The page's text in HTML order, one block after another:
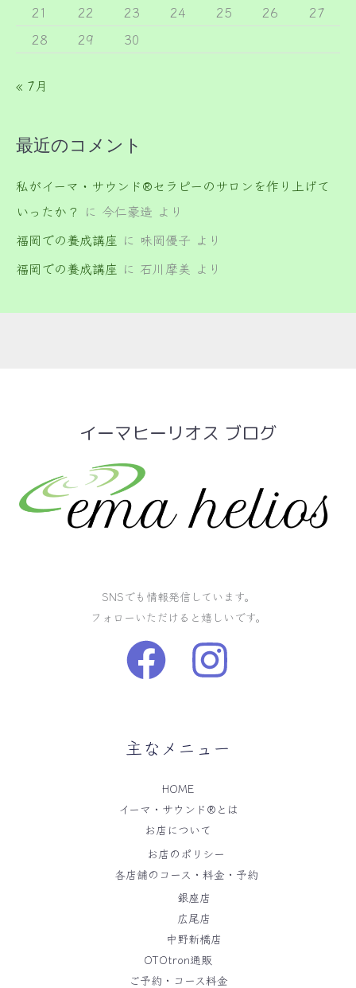
21
22 23 24 25 26
27
28
29 30
« 7月
最近のコメント
私がイーマ・サウンド®セラピーのサロンを作り上げて
いったか？ に 今仁豪造 より
福岡での養成講座 に 味岡優子 より
福岡での養成講座 に 石川摩美 より
イーマヒーリオス ブログ
SNSでも情報発信しています。
フォローいただけると嬉しいです。
主なメニュー
HOME
イーマ・サウンド®️とは
お店について
お店のポリシー
各店舗のコース・料金・予約
銀座店
広尾店
中野新橋店
OTOtron通販
ご予約・コース料金